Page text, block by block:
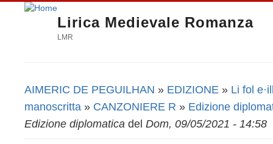
Lirica Medievale Romanza
LMR
Tu sei qui
AIMERIC DE PEGUILHAN » EDIZIONE » Li fol
manoscritta » CANZONIERE R » Edizione
Edizione diplomatica del Dom, 09/05/2021 - 14:58